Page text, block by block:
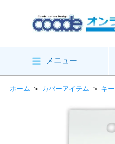
メニュー
ホーム > カバーアイテム > キ